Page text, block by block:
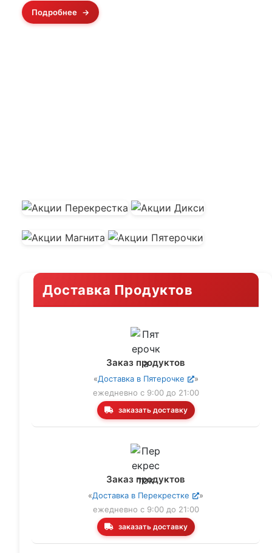
Подробнее
Доставка Продуктов
Заказ продуктов
«Доставка в Пятерочке
»
ежедневно с 9:00 до 21:00
заказать доставку
Заказ продуктов
«Доставка в Перекрестке
»
ежедневно с 9:00 до 21:00
заказать доставку